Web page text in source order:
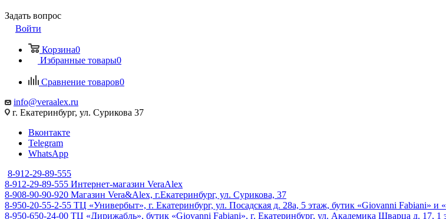
Задать вопрос
Войти
Корзина0
Избранные товары0
Сравнение товаров0
info@veraalex.ru
г. Екатеринбург, ул. Сурикова 37
Вконтакте
Telegram
WhatsApp
8-912-29-89-555
8-912-29-89-555 Интернет-магазин VeraAlex
8-908-90-90-920 Магазин Vera&Alex, г.Екатеринбург, ул. Сурикова, 37
8-950-20-55-2-55 ТЦ «Универбыт», г. Екатеринбург, ул. Посадская д. 28а, 5 этаж, бутик «Giovanni Fabiani» и
8-950-650-24-00 ТЦ «Дирижабль», бутик «Giovanni Fabiani», г. Екатеринбург, ул. Академика Шварца д. 17, 1